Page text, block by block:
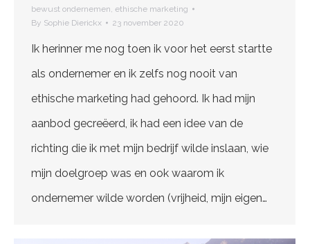
bewust ondernemen, ethische marketing
By Sophie Dierickx 23 november 2020
Ik herinner me nog toen ik voor het eerst startte
als ondernemer en ik zelfs nog nooit van
ethische marketing had gehoord. Ik had mijn
aanbod gecreëerd, ik had een idee van de
richting die ik met mijn bedrijf wilde inslaan, wie
mijn doelgroep was en ook waarom ik
ondernemer wilde worden (vrijheid, mijn eigen…